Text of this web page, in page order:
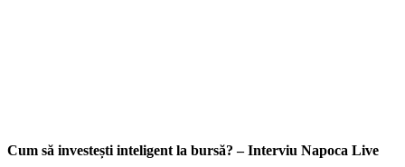
Cum să investești inteligent la bursă? – Interviu Napoca Live